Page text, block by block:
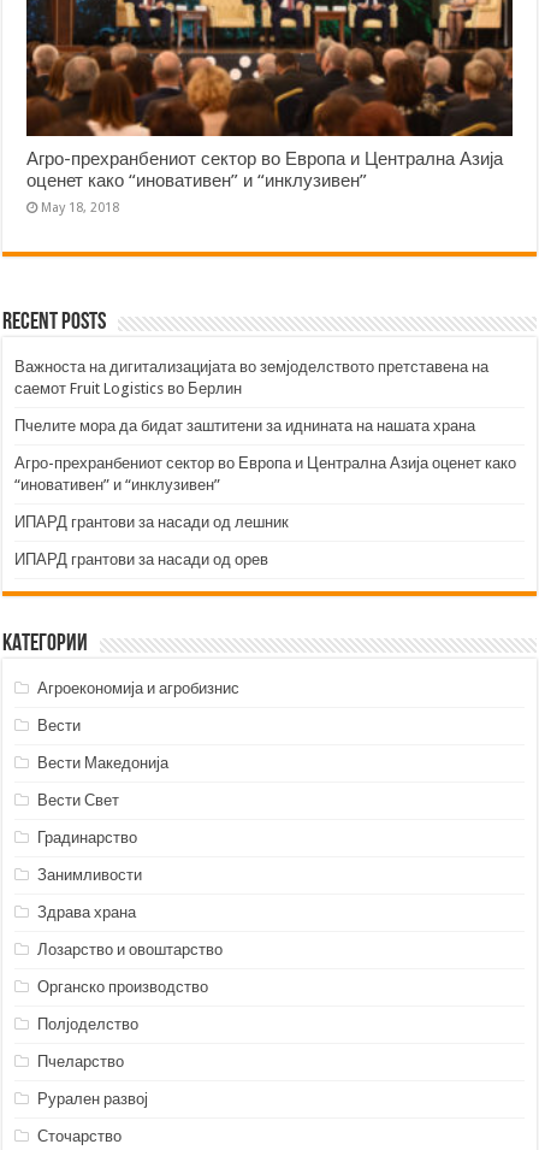
Агро-прехранбениот сектор во Европа и Централна Азија
оценет како “иновативен” и “инклузивен”
May 18, 2018
Recent Posts
Важноста на дигитализацијата во земјоделството претставена на
саемот Fruit Logistics во Берлин
Пчелите мора да бидат заштитени за иднината на нашата храна
Агро-прехранбениот сектор во Европа и Централна Азија оценет како
“иновативен” и “инклузивен”
ИПАРД грантови за насади од лешник
ИПАРД грантови за насади од орев
Категории
Агроекономија и агробизнис
Вести
Вести Македонија
Вести Свет
Градинарство
Занимливости
Здрава храна
Лозарство и овоштарство
Органско производство
Полјоделство
Пчеларство
Рурален развој
Сточарство